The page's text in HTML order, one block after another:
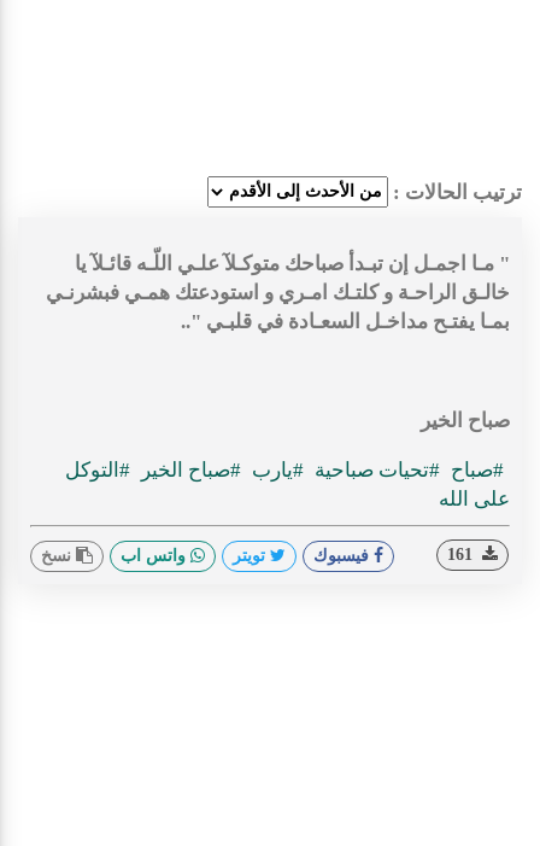
ترتيب الحالات :
" مـا اجمـل إن تبـدأ صباحك متوكـلآ علـي اللّـه قائـلآ يا
خالـق الراحـة و كلتـك امـري و استودعتك همـي فبشرنـي
بمـا يفتـح مداخـل السعـادة في قلبـي "..
صباح الخير
#صباح #تحيات صباحية #يارب #صباح الخير
#التوكل
على الله
فيسبوك تويتر واتس اب نسخ